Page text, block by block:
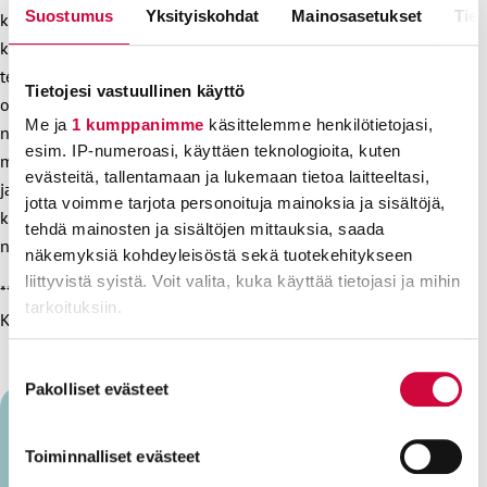
Suostumus Yksityiskohdat Mainosasetukset
Tietojesi vastuullinen käyttö
Me ja 1 kumppanimme käsittelemme henkilötietojasi,
esim. IP-numeroasi, käyttäen teknologioita, kuten
evästeitä, tallentamaan ja lukemaan tietoa laitteeltasi,
jotta voimme tarjota personoituja mainoksia ja sisältöjä,
tehdä mainosten ja sisältöjen mittauksia, saada
näkemyksiä kohdeyleisöstä sekä tuotekehitykseen
liittyvistä syistä. Voit valita, kuka käyttää tietojasi ja mihin
tarkoituksiin.
voit määrittää asetuksesi
. Voit muuttaa
valinta
Pakolliset evästeet
Toiminnalliset evästeet
kilpailukyvystä ja Suomen menestymisestä omasta
kukkarostaan. Nyt olisikin maan hallituksen ja omistajien
tehtävä yhdenvertaistaa kaikkien menestyminen ja
ostovoimakehitys. Se, että pörssiyritysten johtajat voivat
nostaa palkkojaan ja palkkioitaan ilman kritiikkiä, on
mahdollistettava myös palkansaajille. Nyt on palkansaajien
ja palkankorotusten aika, sillä palkansaajat ovat
kilpailukykysopimuksella ja sen aiheuttamalla Suomen
nousulla ansainneet omat osinkonsa palkkoihin.
**
Kuva: Lehtikuva / Heikki Saukkomaa
Päivi Niemi-Laine